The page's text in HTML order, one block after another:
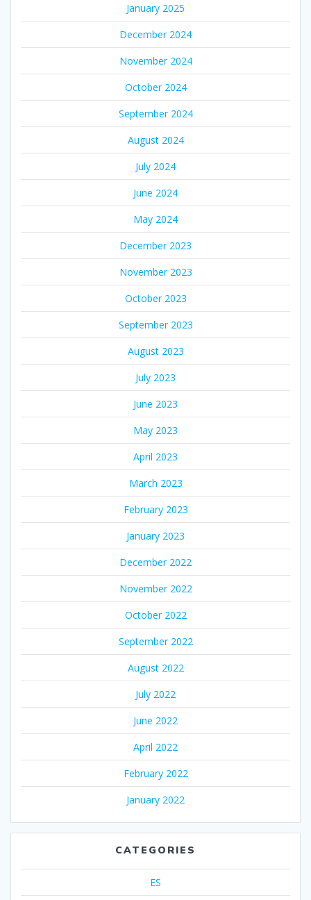
January 2025
December 2024
November 2024
October 2024
September 2024
August 2024
July 2024
June 2024
May 2024
December 2023
November 2023
October 2023
September 2023
August 2023
July 2023
June 2023
May 2023
April 2023
March 2023
February 2023
January 2023
December 2022
November 2022
October 2022
September 2022
August 2022
July 2022
June 2022
April 2022
February 2022
January 2022
CATEGORIES
ES